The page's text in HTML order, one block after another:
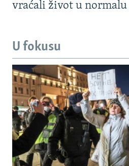
vraćali život u normalu
U fokusu